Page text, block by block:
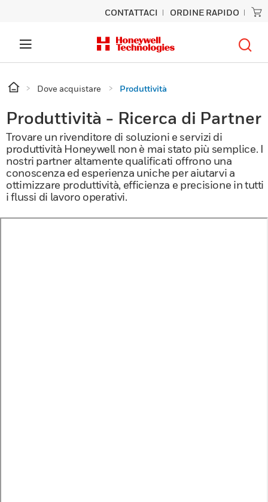
CONTATTACI ORDINE RAPIDO
Dove acquistare Produttività
Produttività - Ricerca di Partner
Trovare un rivenditore di soluzioni e servizi di
produttività Honeywell non è mai stato più semplice. I
nostri partner altamente qualificati offrono una
conoscenza ed esperienza uniche per aiutarvi a
ottimizzare produttività, efficienza e precisione in tutti
i flussi di lavoro operativi.